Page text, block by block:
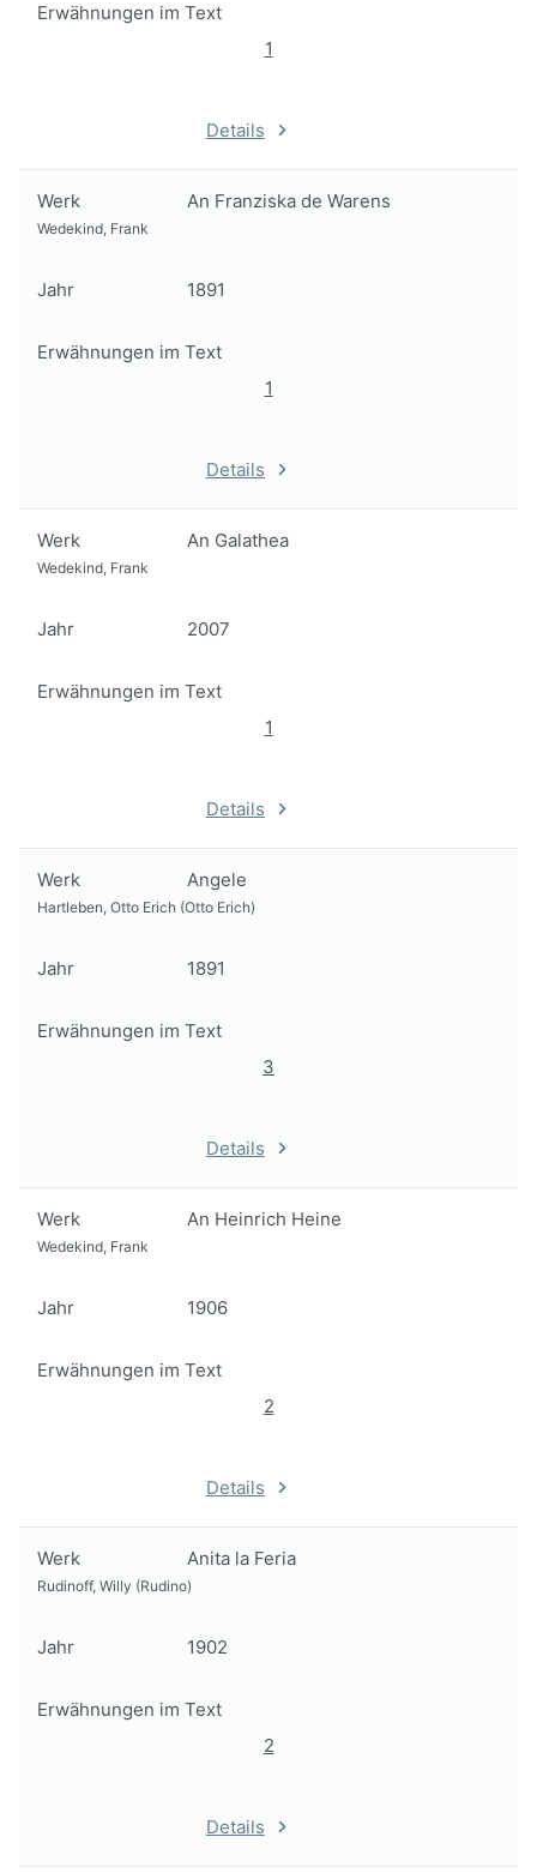
Erwähnungen im Text
1
Details
Werk An Franziska de Warens
Wedekind, Frank
Jahr 1891
Erwähnungen im Text
1
Details
Werk An Galathea
Wedekind, Frank
Jahr 2007
Erwähnungen im Text
1
Details
Werk Angele
Hartleben, Otto Erich (Otto Erich)
Jahr 1891
Erwähnungen im Text
3
Details
Werk An Heinrich Heine
Wedekind, Frank
Jahr 1906
Erwähnungen im Text
2
Details
Werk Anita la Feria
Rudinoff, Willy (Rudino)
Jahr 1902
Erwähnungen im Text
2
Details